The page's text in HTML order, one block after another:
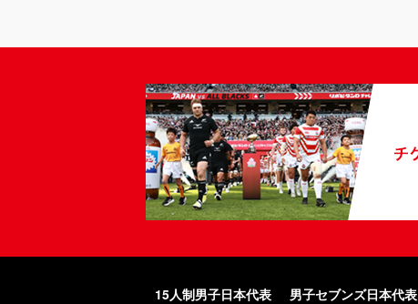
15人制男子日本代表 男子セブンズ日本代表